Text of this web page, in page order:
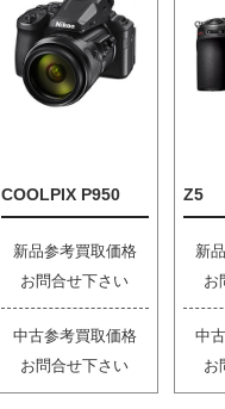
COOLPIX P950
新品参考買取価格
お問合せ下さい
中古参考買取価格
お問合せ下さい
Z5
新
お
中
お